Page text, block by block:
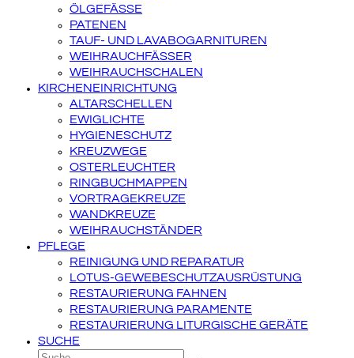
ÖLGEFÄSSE
PATENEN
TAUF- UND LAVABOGARNITUREN
WEIHRAUCHFÄSSER
WEIHRAUCHSCHALEN
KIRCHENEINRICHTUNG
ALTARSCHELLEN
EWIGLICHTE
HYGIENESCHUTZ
KREUZWEGE
OSTERLEUCHTER
RINGBUCHMAPPEN
VORTRAGEKREUZE
WANDKREUZE
WEIHRAUCHSTÄNDER
PFLEGE
REINIGUNG UND REPARATUR
LOTUS-GEWEBESCHUTZAUSRÜSTUNG
RESTAURIERUNG FAHNEN
RESTAURIERUNG PARAMENTE
RESTAURIERUNG LITURGISCHE GERÄTE
SUCHE
Suche